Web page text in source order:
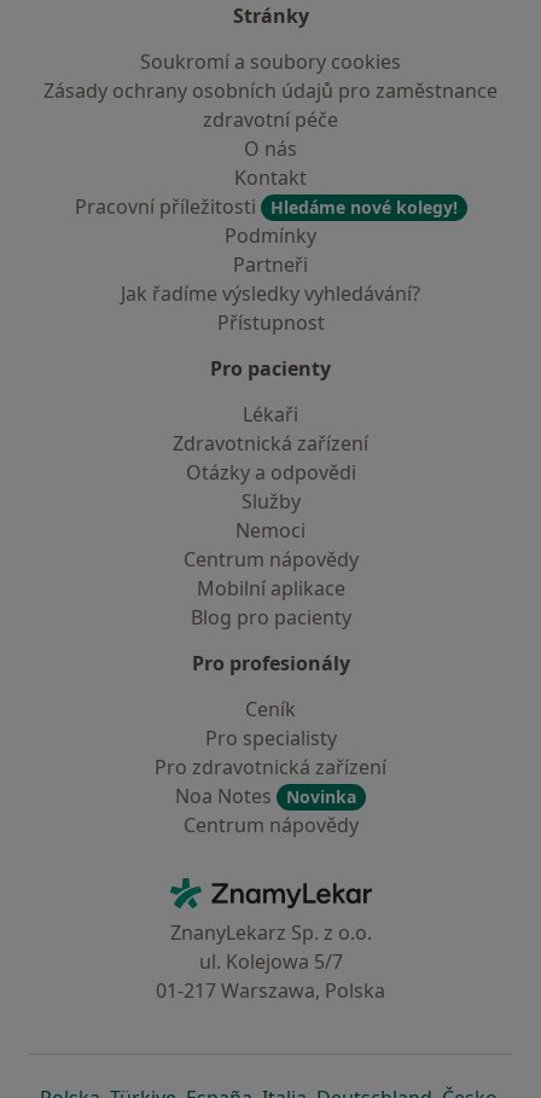
Stránky
Soukromí a soubory cookies
Zásady ochrany osobních údajů pro zaměstnance
zdravotní péče
O nás
Kontakt
Pracovní příležitosti
Hledáme nové kolegy!
Podmínky
Partneři
Jak řadíme výsledky vyhledávání?
Přístupnost
Pro pacienty
Lékaři
Zdravotnická zařízení
Otázky a odpovědi
Služby
Nemoci
Centrum nápovědy
Mobilní aplikace
Blog pro pacienty
Pro profesionály
Ceník
Pro specialisty
Pro zdravotnická zařízení
Noa Notes
Novinka
Centrum nápovědy
ZnamyLekar - Hlavní stránka
ZnanyLekarz Sp. z o.o.
ul. Kolejowa 5/7
01-217 Warszawa, Polska